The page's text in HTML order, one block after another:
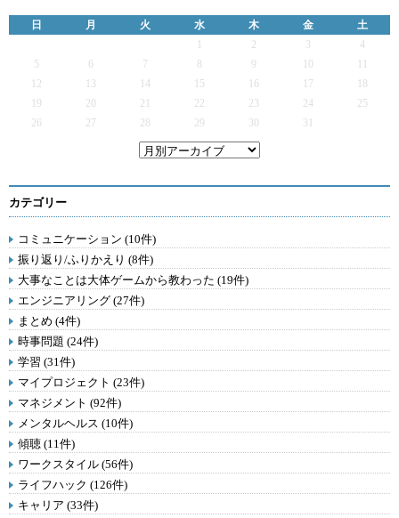
日 月 火 水 木 金
土
2 3
4
5
6 7 9
12
13 14 15 16 17
19
20 21 22 23 24
25
26
27 28 29 30 31
カテゴリー
コミュニケーション (10件)
振り返り/ふりかえり (8件)
大事なことは大体ゲームから教わった (19件)
エンジニアリング (27件)
まとめ (4件)
時事問題 (24件)
学習 (31件)
マイプロジェクト (23件)
マネジメント (92件)
メンタルヘルス (10件)
傾聴 (11件)
ワークスタイル (56件)
ライフハック (126件)
キャリア (33件)